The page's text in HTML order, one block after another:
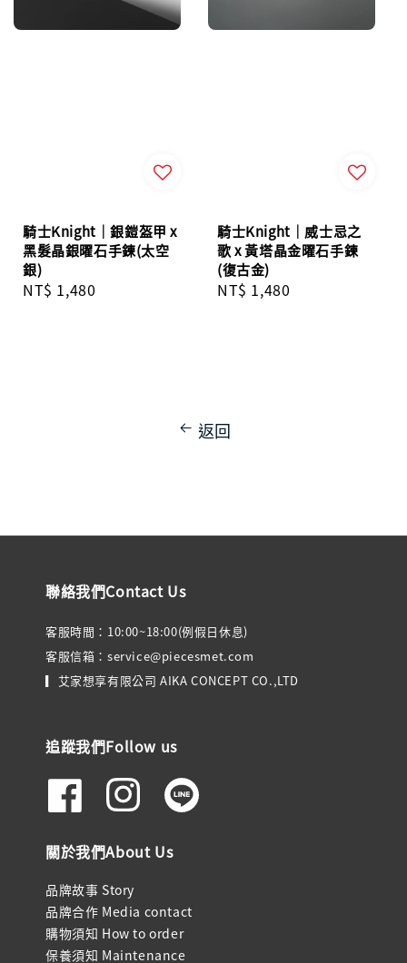
騎士Knight｜銀鎧盔甲 x
黑髮晶銀曜石手鍊(太空
銀)
Regular
NT$ 1,480
騎士Knight｜威士忌之
歌 x 黃塔晶金曜石手鍊
(復古金)
Regular
NT$ 1,480
返回
聯絡我們Contact Us
客服時間：10:00~18:00(例假日休息)
客服信箱：service@piecesmet.com
▎艾家想享有限公司 AIKA CONCEPT CO.,LTD
追蹤我們Follow us
關於我們About Us
品牌故事 Story
品牌合作 Media contact
購物須知 How to order
保養須知 Maintenance